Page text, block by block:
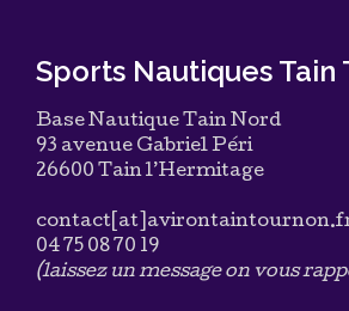
Sports Nautiques Tain
Base Nautique Tain Nord
93 avenue Gabriel Péri
26600 Tain l’Hermitage
04 75 08 70 19
(laissez un message on vous